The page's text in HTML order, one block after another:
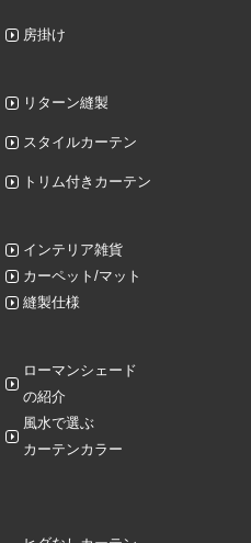
房掛け
リターン縫製
スタイルカーテン
トリム付きカーテン
インテリア雑貨
カーペット/マット
縫製仕様
ローマンシェード
の紹介
風水で選ぶ
カーテンカラー